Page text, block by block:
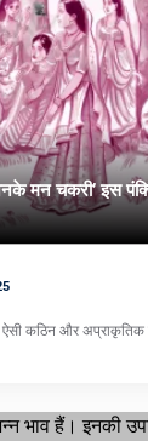
मन चकरी’ इस
ऐसी कठिन और अप्राकृतिक